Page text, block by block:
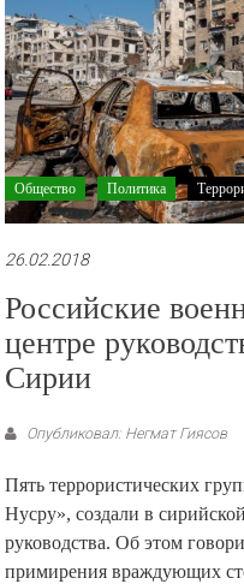
Общество Политика
26.02.2018
Российские
центре
Сирии
Опубликовал: Негмат Гиясов
Пять террористических
Нусру», создали в
руководства. Об этом
примирения враждующих